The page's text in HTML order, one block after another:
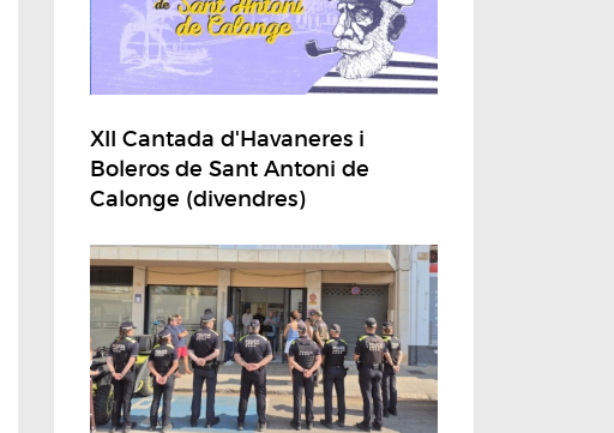
XII Cantada d'Havaneres i
Boleros de Sant Antoni de
Calonge (divendres)